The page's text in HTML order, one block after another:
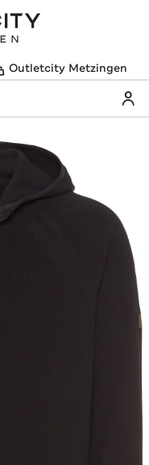
Outletcity Metzingen